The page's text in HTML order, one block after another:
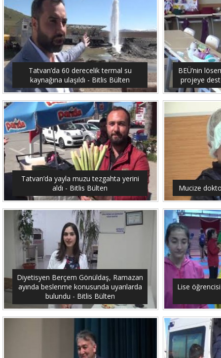
Tatvan’da 60 derecelik termal su
kaynağına ulaşıldı - Bitlis Bülten
BEÜ’nin
projeye
Tatvan’da yayla muzu tezgahta yerini
aldı - Bitlis Bülten
Mucize
Diyetisyen Berçem Gönüldaş, Ramazan
ayında beslenme konusunda uyarılarda
bulundu - Bitlis Bülten
Lise